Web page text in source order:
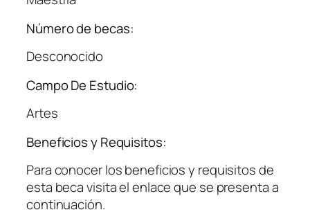
Número de becas:
Desconocido
Campo De Estudio:
Artes
Beneficios y Requisitos:
Para conocer los beneficios y requisitos de
esta beca visita el enlace que se presenta a
continuación.